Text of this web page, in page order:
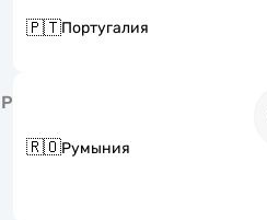
🇵🇹Португалия
Р
🇷🇴Румыния